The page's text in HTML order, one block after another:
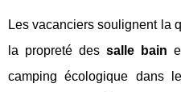
Les vacanciers soulignent la
la propreté des salle bain
camping écologique dans